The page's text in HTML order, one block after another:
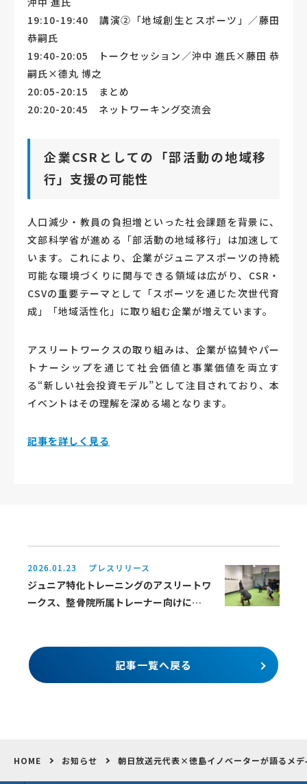
19:10-19:40 講演②「地域創生とスポーツ」／藤田
恭嗣氏
19:40-20:05 トークセッション／沖中 進氏×藤田 恭
嗣氏×德丸 博之
20:05-20:15 まとめ
20:20-20:45 ネットワーキング交流会
企業CSRとしての「部活動の地域移
行」支援の可能性
人口減少・教員の負担増といった社会課題を背景に、
文部科学省が進める「部活動の地域移行」は加速して
います。これにより、企業がジュニアスポーツの持続
可能な環境づくりに関与できる領域は広がり、CSR・
CSVの重要テーマとして「スポーツを通じた次世代育
成」「地域活性化」に取り組む企業が増えています。
アスリートワークスの取り組みは、企業が協賛やパー
トナーシップを通じて社会価値と事業価値を両立す
る“新しい社会投資モデル”として注目されており、本
イベントはその理解を深める場となります。
記事を詳しく見る
2026.01.23 プレスリリース
ジュニア特化トレーニングのアスリートワ
ークス、整骨院所属トレーナー向けに初の
記事一覧へ戻る
HOME お知らせ 朝日放送元代表×徳島イノベーターが語るメ